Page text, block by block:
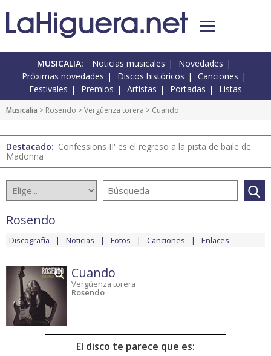
MUSICALIA: Noticias musicales
Novedades
Próximas novedades
Discos históricos
Canciones
Festivales
Premios Artistas Portadas Listas
Musicalia > Rosendo >Vergüenza torera > Cuando
Destacado: 'Confessions II' es el regreso a la pista de baile de
Madonna
Rosendo
Discografía Noticias Fotos Canciones Enlaces
Cuando
Vergüenza torera
Rosendo
El disco te parece que es: